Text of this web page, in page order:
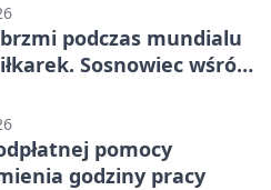
podczas mundialu
Sosnowiec wśród
pomocy
godziny pracy